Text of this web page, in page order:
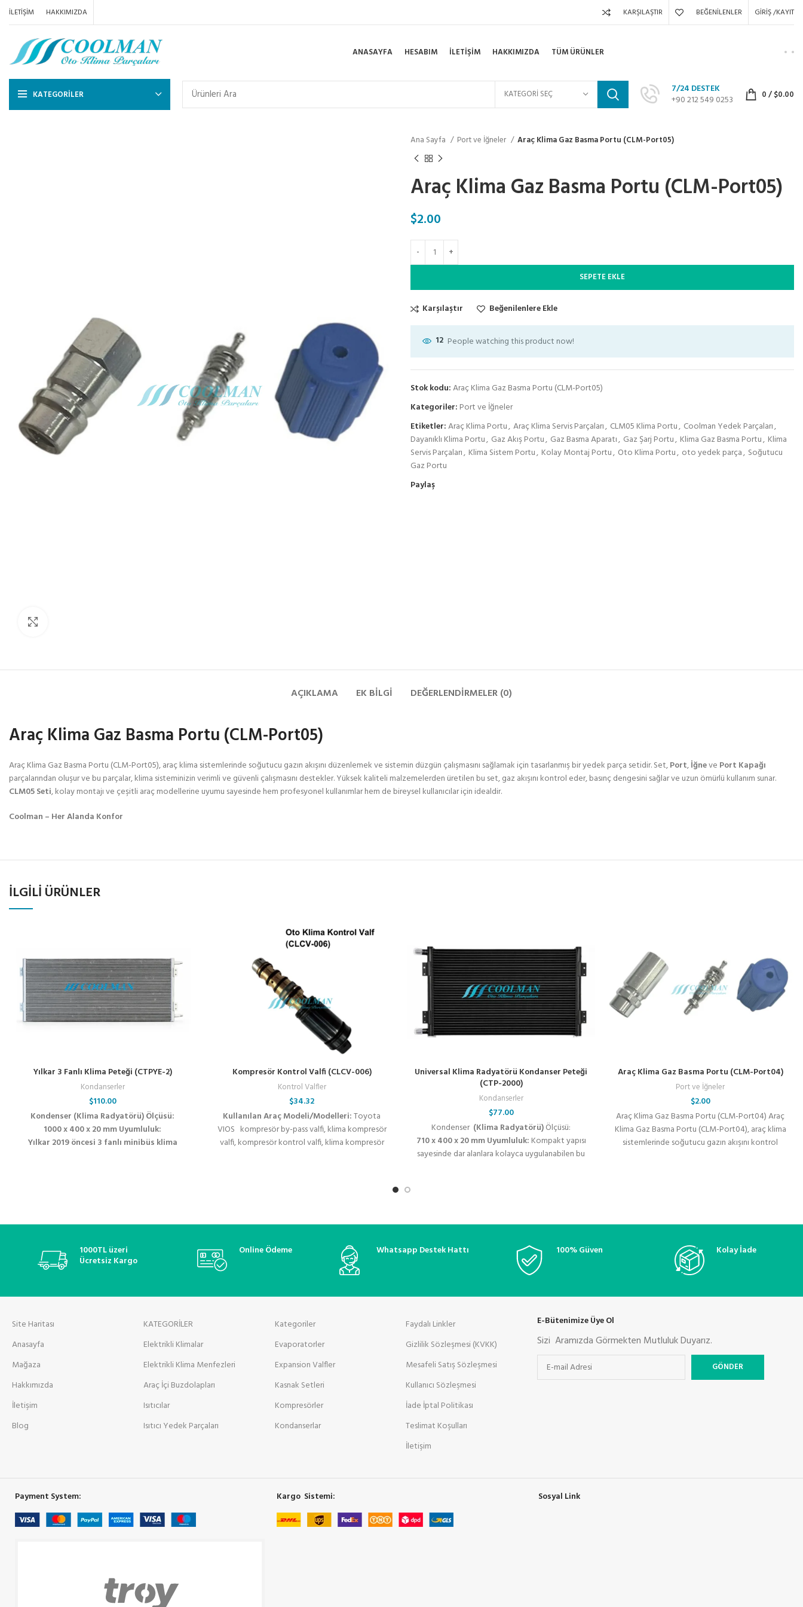
İLETIŞIM HAKKIMIZDA KARŞILAŞTIR BEĞENILENLER GIRIŞ /KAYIT
ANASAYFA HESABIM İLETIŞIM HAKKIMIZDA TÜM ÜRÜNLER
KATEGORILER KATEGORI SEÇ
7/24 DESTEK
+90 212 549 0253
0/$0.00
Ana Sayfa Port ve İğneler Araç Klima Gaz Basma Portu (CLM-Port05)
Araç Klima Gaz Basma Portu (CLM-Port05)
$2.00
SEPETE EKLE
Karşılaştır Beğenilenlere Ekle
12 People watching this product now!
Stok kodu:Araç Klima Gaz Basma Portu (CLM-Port05)
Kategoriler: Port ve İğneler
Etiketler:Araç Klima Portu, Araç Klima Servis Parçaları, CLM05 Klima Portu, Coolman Yedek Parçaları,
Dayanıklı Klima Portu, Gaz Akış Portu, Gaz Basma Aparatı, Gaz Şarj Portu, Klima Gaz Basma Portu, Klima
Servis Parçaları, Klima Sistem Portu, Kolay Montaj Portu, Oto Klima Portu, oto yedek parça, Soğutucu
Gaz Portu
Paylaş
AÇIKLAMA EK BILGI DEĞERLENDIRMELER (0)
Araç Klima Gaz Basma Portu (CLM-Port05)
Araç Klima Gaz Basma Portu (CLM-Port05), araç klima sistemlerinde soğutucu gazın akışını düzenlemek ve sistemin düzgün çalışmasını sağlamak için tasarlanmış bir yedek parça setidir. Set,Port,İğneve Port Kapağı
parçalarından oluşur ve bu parçalar, klima sisteminizin verimli ve güvenli çalışmasını destekler. Yüksek kaliteli malzemelerden üretilen bu set, gaz akışını kontrol eder, basınç dengesini sağlar ve uzun ömürlü kullanım sunar.
CLM05 Seti, kolay montajı ve çeşitli araç modellerine uyumu sayesinde hem profesyonel kullanımlar hem de bireysel kullanıcılar için idealdir.
Coolman – Her Alanda Konfor
İLGILI ÜRÜNLER
Yılkar 3 Fanlı Klima Peteği (CTPYE-2)
Kondanserler
$110.00
Kondenser (Klima Radyatörü) Ölçüsü:
1000 x 400 x 20 mm Uyumluluk:
Yılkar 2019 öncesi 3 fanlı minibüs klima
Kompresör Kontrol Valfi (CLCV-006)
Kontrol Valfler
$34.32
Kullanılan Araç Modeli/Modelleri:Toyota
VIOS kompresör by-pass valfi, klima kompresör
valfi, kompresör kontrol valfi, klima kompresör
onarım valfi, termostatik kontrol valfi, oto klima
Universal Klima Radyatörü Kondanser Peteği
(CTP-2000)
Kondanserler
$77.00
Kondenser (Klima Radyatörü)Ölçüsü:
710 x 400 x 20 mm Uyumluluk: Kompakt yapısı
sayesinde dar alanlara kolayca uygulanabilen bu
Araç Klima Gaz Basma Portu (CLM-Port04)
Port ve İğneler
$2.00
Araç Klima Gaz Basma Portu (CLM-Port04) Araç
Klima Gaz Basma Portu (CLM-Port04), araç klima
sistemlerinde soğutucu gazın akışını kontrol
1000TL üzeri
Ücretsiz Kargo
Online Ödeme Whatsapp Destek Hattı 100% Güven Kolay İade
Site Haritası
Anasayfa
Mağaza
Hakkımızda
İletişim
Blog
KATEGORİLER
Elektrikli Klimalar
Elektrikli Klima Menfezleri
Araç İçi Buzdolapları
Isıtıcılar
Isıtıcı Yedek Parçaları
Kategoriler
Evaporatorler
Expansion Valfler
Kasnak Setleri
Kompresörler
Kondanserlar
Faydalı Linkler
Gizlilik Sözleşmesi (KVKK)
Mesafeli Satış Sözleşmesi
Kullanıcı Sözleşmesi
İade İptal Politikası
Teslimat Koşulları
İletişim
E-Bütenimize Üye Ol
Sizi Aramızda Görmekten Mutluluk Duyarız.
Payment System: Kargo Sistemi: Sosyal Link